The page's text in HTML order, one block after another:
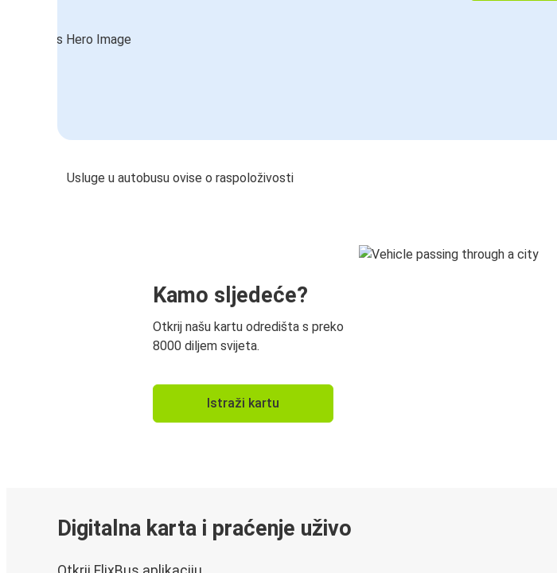
Usluge u autobusu ovise o raspoloživosti
Kamo sljedeće?
Otkrij našu kartu odredišta s preko
8000 diljem svijeta.
Istraži kartu
Digitalna karta i praćenje uživo